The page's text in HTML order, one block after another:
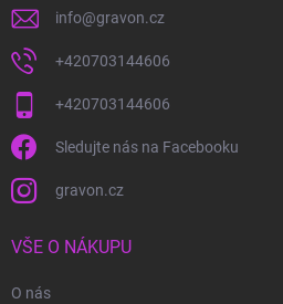
info@gravon.cz
+420703144606
+420703144606
Sledujte nás na Facebooku
gravon.cz
VŠE O NÁKUPU
O nás